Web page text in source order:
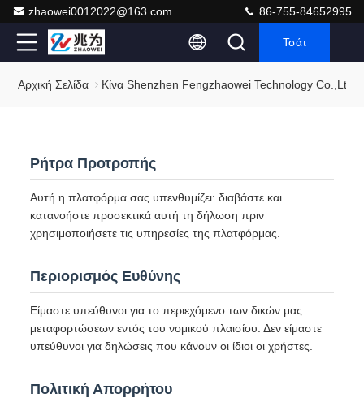
zhaowei0012022@163.com 86-755-84652995
Τσάτ
Αρχική Σελίδα Κίνα Shenzhen Fengzhaowei Technology Co.,Ltd
Ρήτρα Προτροπής
Αυτή η πλατφόρμα σας υπενθυμίζει: διαβάστε και
κατανοήστε προσεκτικά αυτή τη δήλωση πριν
χρησιμοποιήσετε τις υπηρεσίες της πλατφόρμας.
Περιορισμός Ευθύνης
Είμαστε υπεύθυνοι για το περιεχόμενο των δικών μας
μεταφορτώσεων εντός του νομικού πλαισίου. Δεν είμαστε
υπεύθυνοι για δηλώσεις που κάνουν οι ίδιοι οι χρήστες.
Πολιτική Απορρήτου